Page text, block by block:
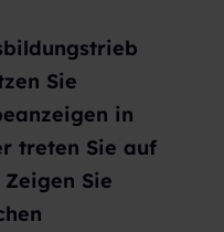
Sie
in
treten Sie auf
Sie